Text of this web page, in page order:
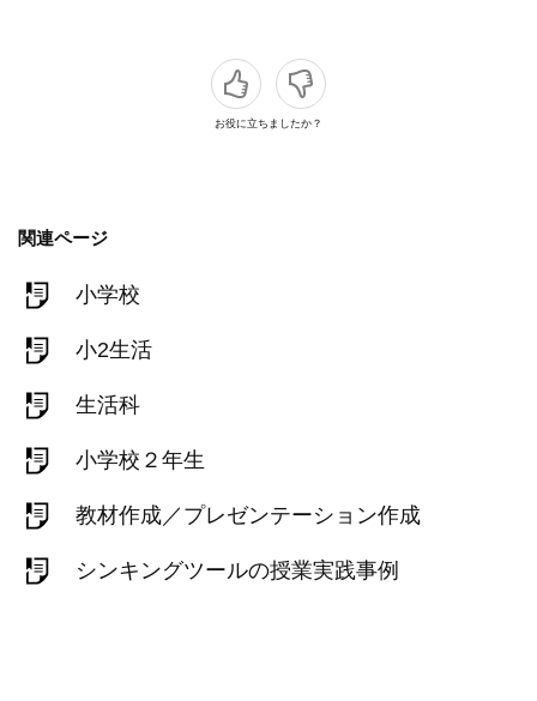
お役に立ちましたか？
関連ページ
小学校
小2生活
生活科
小学校２年生
教材作成／プレゼンテーション作成
シンキングツールの授業実践事例